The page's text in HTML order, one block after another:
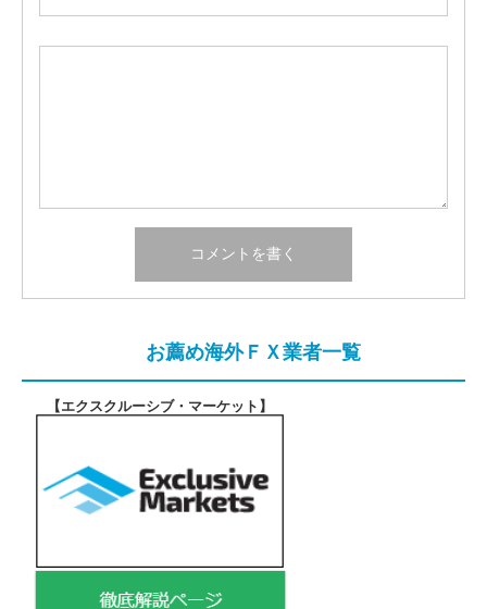
お薦め海外ＦＸ業者一覧
【エクスクルーシブ・マーケット 】